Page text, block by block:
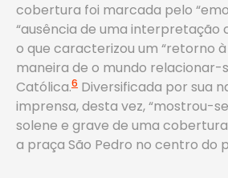
cobertura foi marcada pelo
“ausência de uma interpretação
o que caracterizou um “retorno à
maneira de o mundo relacionar-
Católica.6 Diversificada por sua
imprensa, desta vez, “mostrou-
solene e grave de uma
a praça São Pedro no centro do